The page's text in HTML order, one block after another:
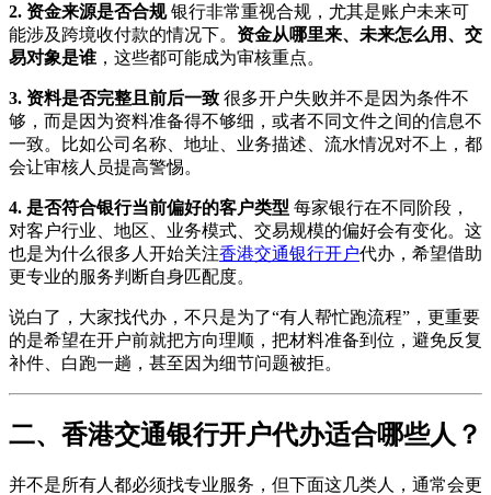
2. 资金来源是否合规银行非常重视合规，尤其是账户未来可
能涉及跨境收付款的情况下。 资金从哪里来、未来怎么用、交
易对象是谁 ，这些都可能成为审核重点。
3. 资料是否完整且前后一致 很多开户失败并不是因为条件不
够，而是因为资料准备得不够细，或者不同文件之间的信息不
一致。比如公司名称、地址、业务描述、流水情况对不上，都
会让审核人员提高警惕。
4. 是否符合银行当前偏好的客户类型 每家银行在不同阶段，
对客户行业、地区、业务模式、交易规模的偏好会有变化。这
也是为什么很多人开始关注香港交通银行开户代办，希望借助
更专业的服务判断自身匹配度。
说白了，大家找代办，不只是为了“有人帮忙跑流程”，更重要
的是希望在开户前就把方向理顺，把材料准备到位，避免反复
补件、白跑一趟，甚至因为细节问题被拒。
二、香港交通银行开户代办适合哪些人？
并不是所有人都必须找专业服务，但下面这几类人，通常会更